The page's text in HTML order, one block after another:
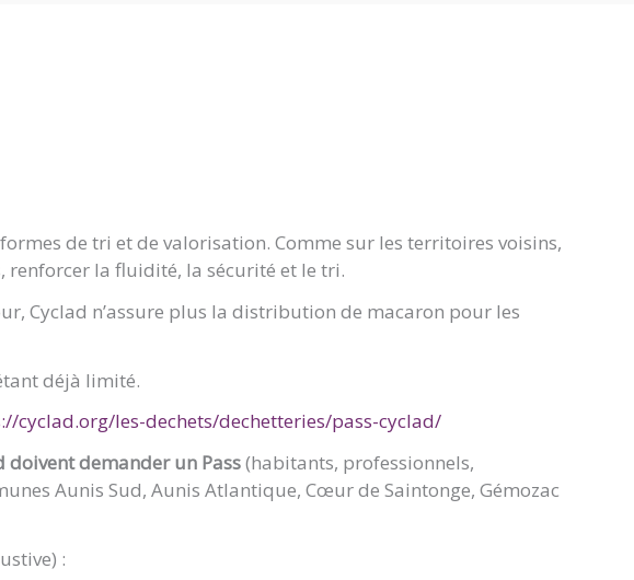
de tri et de valorisation. Comme sur les territoires voisins,
renforcer la fluidité, la sécurité et le tri.
Cyclad n’assure plus la distribution de macaron pour les
déjà limité.
cyclad.org/les-dechets/dechetteries/pass-cyclad/
doivent demander un Pass(habitants, professionnels,
Aunis Sud, Aunis Atlantique, Cœur de Saintonge, Gémozac
: